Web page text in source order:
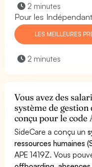
2 minutes
Pour les
LES MEILLEURES
2 minutes
Vous avez des
système de
conçu pour le code
SideCare a conçu un
ressources humaines
APE 1419Z. Vous